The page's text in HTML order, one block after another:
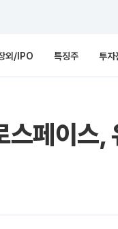
외/IPO 특징주 투자
스페이스